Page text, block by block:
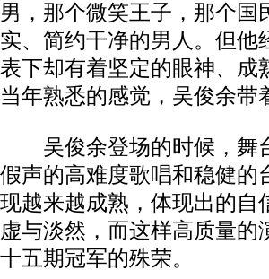
男，那个微笑王子，那个
实、简约干净的男人。但他
表下却有着坚定的眼神、成
当年熟悉的感觉，吴俊余
吴俊余登场的时候，舞
假声的高难度歌唱和稳健的
现越来越成熟，体现出的自
虚与淡然，而这样高质量
十五期冠军的殊荣。